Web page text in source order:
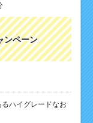
ンペーン
ハイグレードなお